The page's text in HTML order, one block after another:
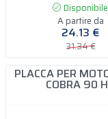
Disponibile
A partire da
24.13 €
31.34 €
PLACCA PER
COBRA 90